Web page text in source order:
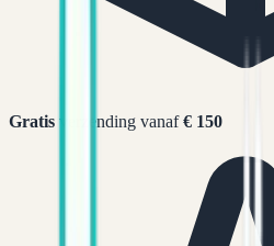
Gratis verzending vanaf€ 150